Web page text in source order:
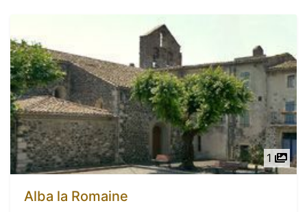
1
Alba la Romaine